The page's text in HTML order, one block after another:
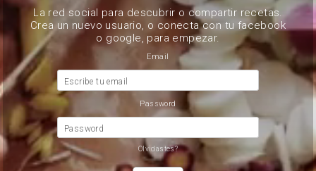
La red social para descubrir o compartir recetas.
Crea un nuevo usuario, o conecta con tu facebook
o google, para empezar.
Email
Escribe tu email
Password
Password
Olvidastes?